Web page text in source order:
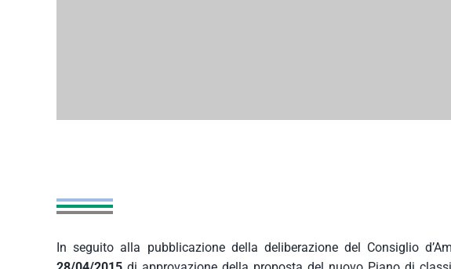
In seguito alla pubblicazione della deliberazione del Consiglio